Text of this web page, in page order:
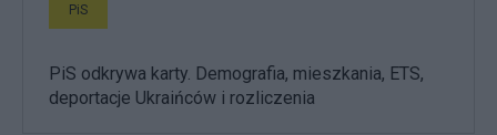
PiS
PiS odkrywa karty. Demografia, mieszkania, ETS,
deportacje Ukraińców i rozliczenia